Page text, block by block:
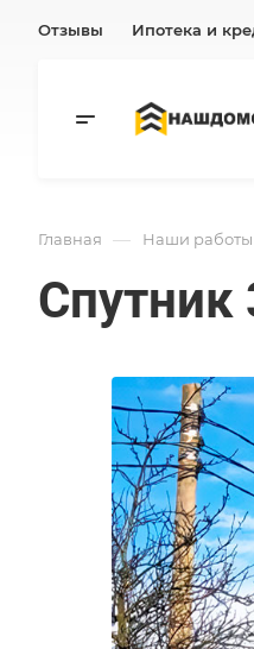
Отзывы Ипотека и
Главная — Наши работы
Спутник